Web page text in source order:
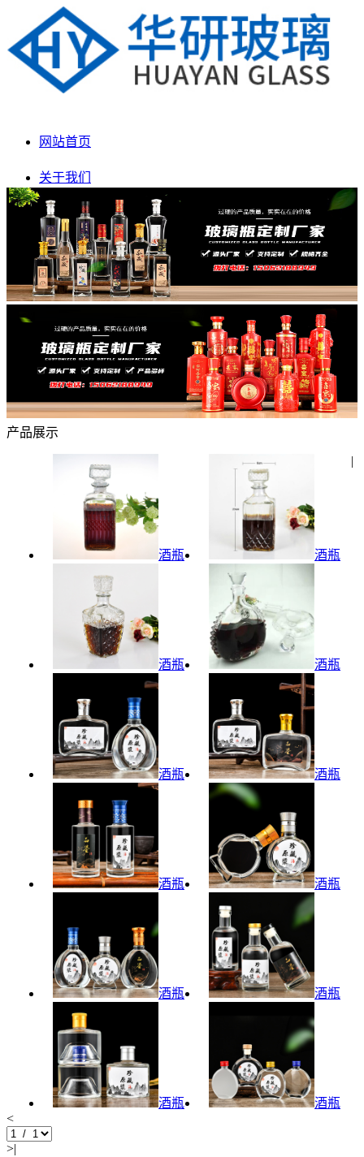
网站首页
关于我们
产品展示
新闻动态
生产车间
产品展示
酒瓶 酒瓶
酒瓶 酒瓶
酒瓶 酒瓶
酒瓶 酒瓶
酒瓶 酒瓶
酒瓶 酒瓶
|
<
>|